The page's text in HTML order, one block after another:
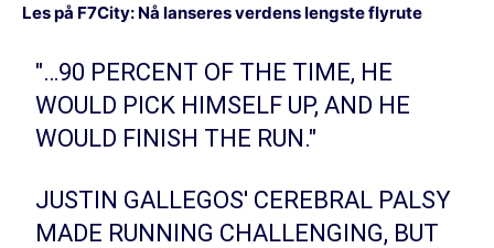
Les på F7City: Nå lanseres verdens lengste flyrute
"…90 PERCENT OF THE TIME, HE
WOULD PICK HIMSELF UP, AND HE
WOULD FINISH THE RUN."
JUSTIN GALLEGOS' CEREBRAL PALSY
MADE RUNNING CHALLENGING, BUT